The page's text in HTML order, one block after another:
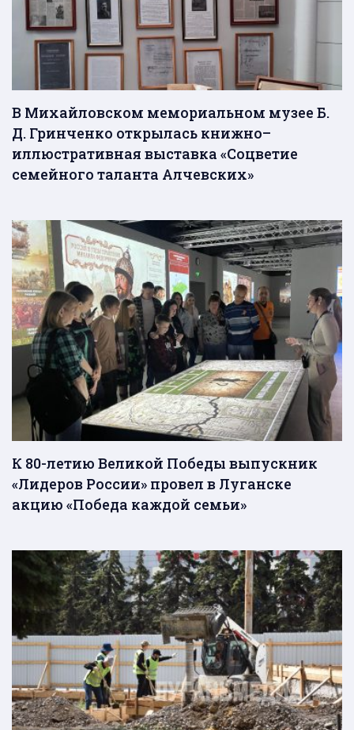
В Михайловском мемориальном музее Б.
Д. Гринченко открылась книжно–
иллюстративная выставка «Соцветие
семейного таланта Алчевских»
К 80-летию Великой Победы выпускник
«Лидеров России» провел в Луганске
акцию «Победа каждой семьи»